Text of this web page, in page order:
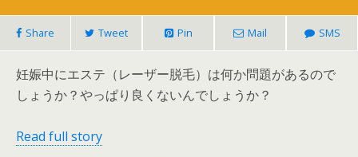
Share Tweet Pin Mail SMS
妊娠中にエステ（レーザー脱毛）は何か問題があるので
しょうか？やっぱり良くないんでしょうか？
Read full story